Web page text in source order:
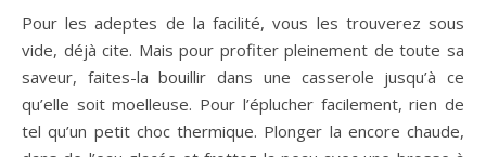
Pour les adeptes de la facilité, vous les trouverez sous
vide, déjà cite. Mais pour profiter pleinement de toute sa
saveur, faites-la bouillir dans une casserole jusqu’à ce
qu’elle soit moelleuse. Pour l’éplucher facilement, rien de
tel qu’un petit choc thermique. Plonger la encore chaude,